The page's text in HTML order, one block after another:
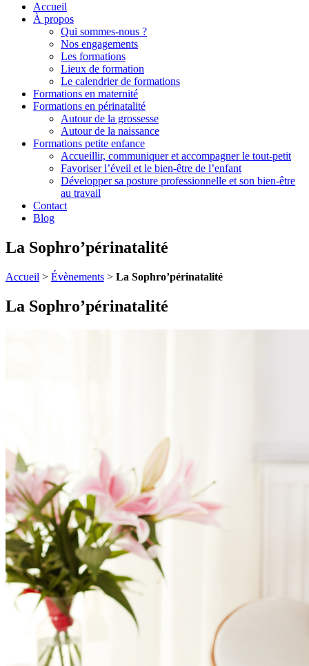
Accueil
À propos
Qui sommes-nous ?
Nos engagements
Les formations
Lieux de formation
Le calendrier de formations
Formations en maternité
Formations en périnatalité
Autour de la grossesse
Autour de la naissance
Formations petite enfance
Accueillir, communiquer et accompagner le tout-petit
Favoriser l’éveil et le bien-être de l’enfant
Développer sa posture professionnelle et son bien-être
au travail
Contact
Blog
La Sophro’périnatalité
Accueil > Évènements > La Sophro’périnatalité
La Sophro’périnatalité